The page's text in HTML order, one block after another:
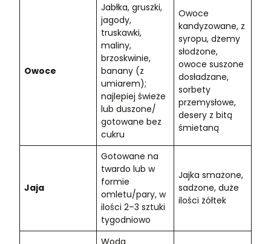
Owoce
Jabłka, gruszki,
jagody,
truskawki,
maliny,
brzoskwinie,
banany (z
umiarem);
najlepiej świeże
lub duszone/
gotowane bez
cukru
Owoce
kandyzowane, z
syropu, dżemy
słodzone,
owoce suszone
dosładzane,
sorbety
przemysłowe,
desery z bitą
śmietaną
Jaja
Gotowane na
twardo lub w
formie
omletu/pary, w
ilości 2–3 sztuki
tygodniowo
Jajka smażone,
sadzone, duże
ilości żółtek
Woda